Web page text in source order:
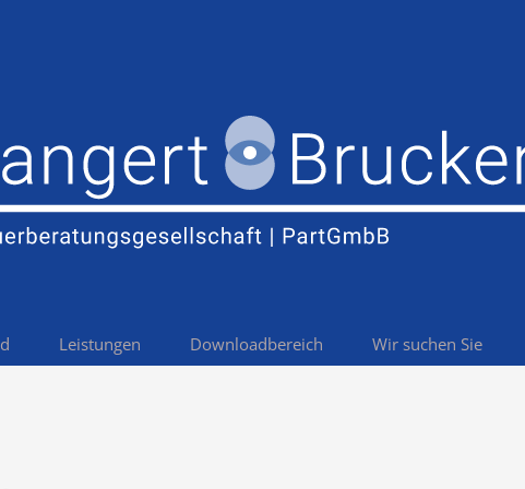
Leistungen Downloadbereich Wir suchen Sie